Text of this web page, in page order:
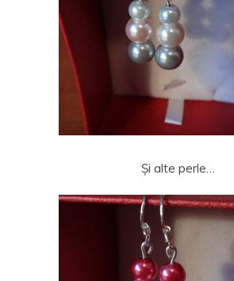
Și alte perle…